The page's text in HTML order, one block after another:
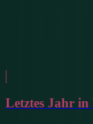
Letztes Jahr in